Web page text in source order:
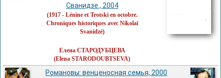
Сванидзе., 2004
(1917 - Lénine et Trotski en octobre.
Chroniques historiques avec Nikolaï
Svanidzé)
Елена СТАРОДУБЦЕВА
(Elena STARODOUBTSEVA)
Романовы: венценосная семья, 2000